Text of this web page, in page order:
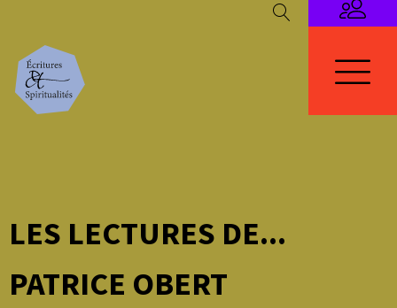
LES LECTURES DE...
PATRICE OBERT